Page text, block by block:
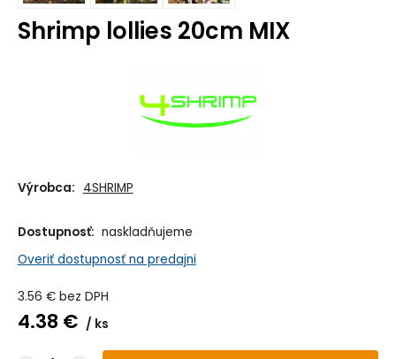
Shrimp lollies 20cm MIX
Výrobca: 4SHRIMP
Dostupnosť: naskladňujeme
Overiť dostupnosť na predajni
3.56 € bez DPH
4.38 € ks